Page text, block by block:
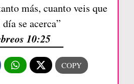
más, cuanto veis que
se acerca”
10:25